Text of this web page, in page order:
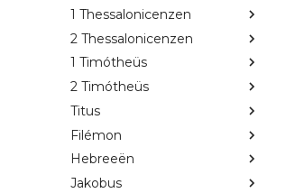
1 Thessalonicenzen
2 Thessalonicenzen
1 Timótheüs
2 Timótheüs
Titus
Filémon
Hebreeën
Jakobus